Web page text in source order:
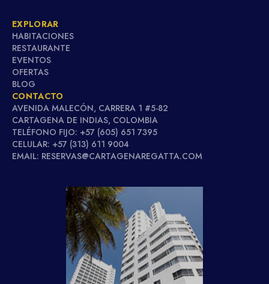
EXPLORAR
HABITACIONES
RESTAURANTE
EVENTOS
OFERTAS
BLOG
CONTACTO
AVENIDA MALECÓN, CARRERA 1 #5-82
CARTAGENA DE INDIAS, COLOMBIA
TELÉFONO FIJO: +57 (605) 651 7395
CELULAR: +57 (313) 611 9004
EMAIL: RESERVAS@CARTAGENAREGATTA.COM